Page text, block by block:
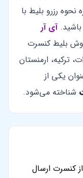
رزرو بلیط با
باشید.آی آر
بلیط کنسرت
ترکیه، ارمنستان
یکی از
شناخته می‌شود.
تا 7 روز قبل از کنسرت ارسال